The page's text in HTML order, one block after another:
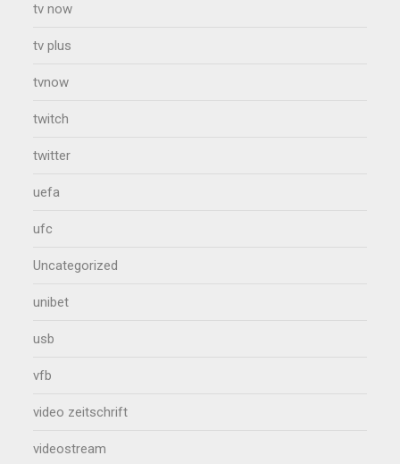
tv now
tv plus
tvnow
twitch
twitter
uefa
ufc
Uncategorized
unibet
usb
vfb
video zeitschrift
videostream